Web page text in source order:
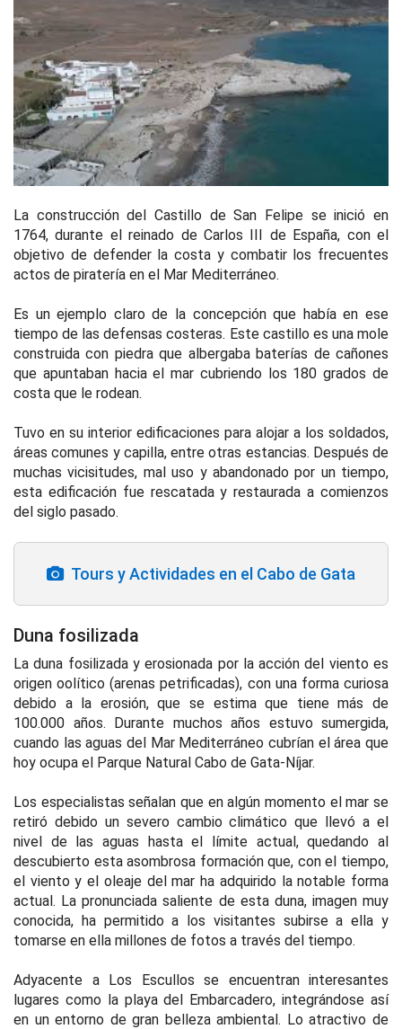
La construcción del Castillo de San Felipe se inició en
1764, durante el reinado de Carlos III de España, con el
objetivo de defender la costa y combatir los frecuentes
actos de piratería en el Mar Mediterráneo.
Es un ejemplo claro de la concepción que había en ese
tiempo de las defensas costeras. Este castillo es una mole
construida con piedra que albergaba baterías de cañones
que apuntaban hacia el mar cubriendo los 180 grados de
costa que le rodean.
Tuvo en su interior edificaciones para alojar a los soldados,
áreas comunes y capilla, entre otras estancias. Después de
muchas vicisitudes, mal uso y abandonado por un tiempo,
esta edificación fue rescatada y restaurada a comienzos
del siglo pasado.
Tours y Actividades en el Cabo de Gata
Duna fosilizada
La duna fosilizada y erosionada por la acción del viento es
origen oolítico (arenas petrificadas), con una forma curiosa
debido a la erosión, que se estima que tiene más de
100.000 años. Durante muchos años estuvo sumergida,
cuando las aguas del Mar Mediterráneo cubrían el área que
hoy ocupa el Parque Natural Cabo de Gata-Níjar.
Los especialistas señalan que en algún momento el mar se
retiró debido un severo cambio climático que llevó a el
nivel de las aguas hasta el límite actual, quedando al
descubierto esta asombrosa formación que, con el tiempo,
el viento y el oleaje del mar ha adquirido la notable forma
actual. La pronunciada saliente de esta duna, imagen muy
conocida, ha permitido a los visitantes subirse a ella y
tomarse en ella millones de fotos a través del tiempo.
Adyacente a Los Escullos se encuentran interesantes
lugares como la playa del Embarcadero, integrándose así
en un entorno de gran belleza ambiental. Lo atractivo de